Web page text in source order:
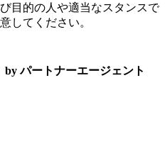
目的の人や適当なスタンスで
してください。
パートナーエージェント